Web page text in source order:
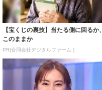
【宝くじの裏技】当たる側に回るか、
このままか
PR(合同会社デジタルファーム )